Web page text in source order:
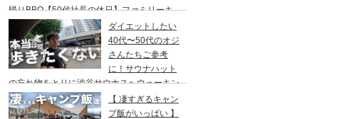
帰りBBQ【50代社長の休日】ファミリーキ
ャンプ初心者さんは、まずこのスタイルでデ
イキャンプがおすすめです。
ダイエットしたい
40代〜50代のオジ
さんたちご参考
に！サウナハット
の忘れ物をとりに渋谷サウナスへウォーキン
グ→ ランチはカレー食べに六本木のCoCo壱
番屋へ
【 凄すぎるキャン
プ飯がいっぱい 】